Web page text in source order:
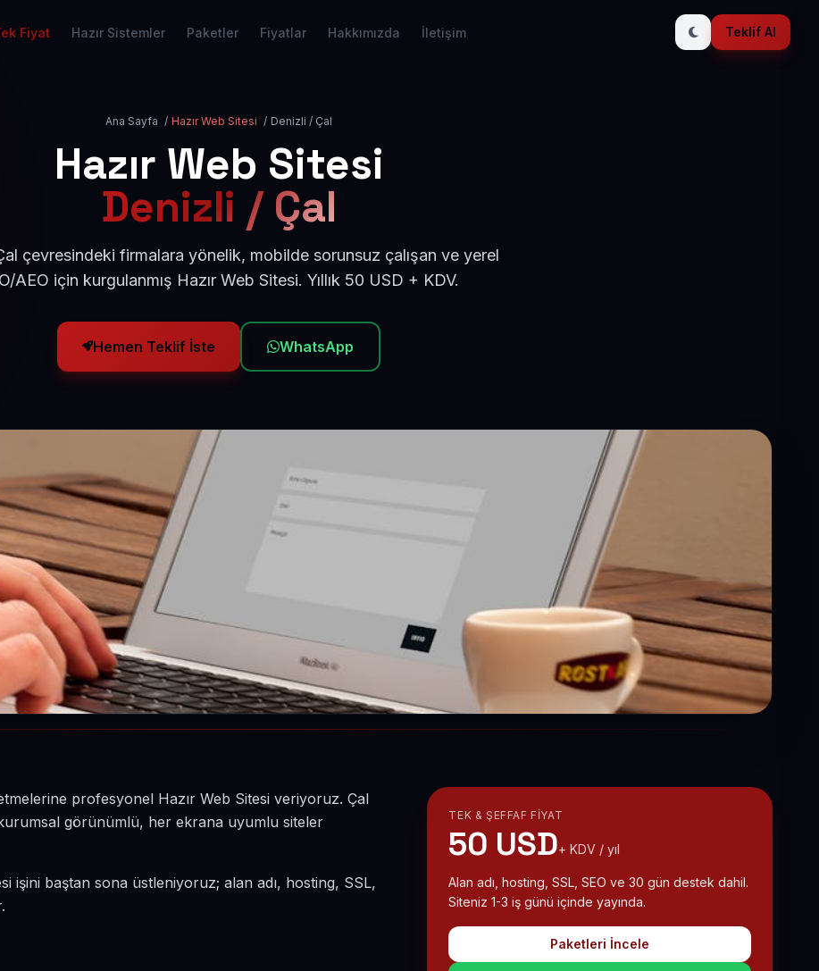
Fiyat Hazır Sistemler Paketler Fiyatlar Hakkımızda İletişim Teklif Al
Ana Sayfa / Hazır Web Sitesi / Denizli / Çal
Hazır Web Sitesi
Denizli / Çal
çevresindeki firmalara yönelik, mobilde sorunsuz çalışan ve yerel
AEO için kurgulanmış Hazır Web Sitesi. Yıllık 50 USD + KDV.
Hemen Teklif İste WhatsApp
profesyonel Hazır Web Sitesi veriyoruz. Çal
görünümlü, her ekrana uyumlu siteler
işini baştan sona üstleniyoruz; alan adı, hosting, SSL,
TEK & ŞEFFAF FIYAT
50 USD+ KDV / yıl
Alan adı, hosting, SSL, SEO ve 30 gün destek dahil.
Siteniz 1-3 iş günü içinde yayında.
Paketleri İncele